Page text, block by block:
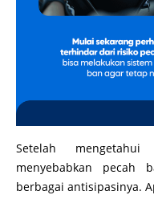
Setelah
menyebabkan pecah
berbagai antisipasinya.